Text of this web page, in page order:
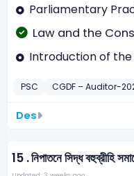
Parliamentary
Law and the
Introduction of
PSC CGDF – Auditor-
Des
15 .নিপাতনে সিদ্ধ বহুব্রীহি